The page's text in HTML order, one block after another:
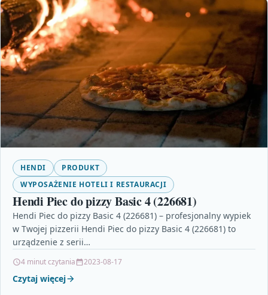
HENDI
PRODUKT
WYPOSAŻENIE HOTELI I RESTAURACJI
Hendi Piec do pizzy Basic 4 (226681)
Hendi Piec do pizzy Basic 4 (226681) – profesjonalny wypiek
w Twojej pizzerii Hendi Piec do pizzy Basic 4 (226681) to
urządzenie z serii…
4 minut czytania 2023-08-17
Czytaj więcej